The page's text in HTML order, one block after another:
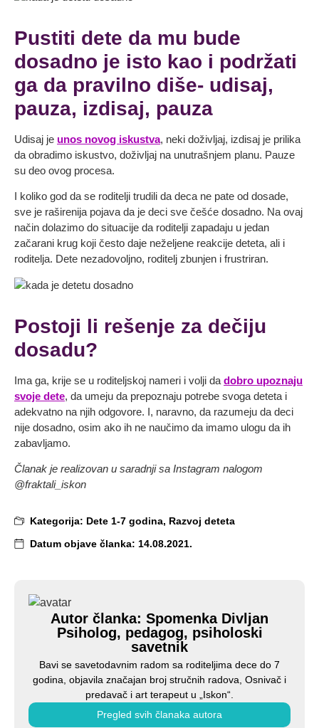
Pustiti dete da mu bude
dosadno je isto kao i podržati
ga da pravilno diše- udisaj,
pauza, izdisaj, pauza
Udisaj je unos novog iskustva, neki doživljaj, izdisaj je prilika
da obradimo iskustvo, doživljaj na unutrašnjem planu. Pauze
su deo ovog procesa.
I koliko god da se roditelji trudili da deca ne pate od dosade,
sve je raširenija pojava da je deci sve češće dosadno. Na ovaj
način dolazimo do situacije da roditelji zapadaju u jedan
začarani krug koji često daje neželjene reakcije deteta, ali i
roditelja. Dete nezadovoljno, roditelj zbunjen i frustriran.
Postoji li rešenje za dečiju
dosadu?
Ima ga, krije se u roditeljskoj nameri i volji da dobro upoznaju
svoje dete, da umeju da prepoznaju potrebe svoga deteta i
adekvatno na njih odgovore. I, naravno, da razumeju da deci
nije dosadno, osim ako ih ne naučimo da imamo ulogu da ih
zabavljamo.
Članak je realizovan u saradnji sa Instagram nalogom
@fraktali_iskon
Kategorija: Dete 1-7 godina, Razvoj deteta
Datum objave članka: 14.08.2021.
Autor članka: Spomenka Divljan
Psiholog, pedagog, psiholoski
savetnik
Bavi se savetodavnim radom sa roditeljima dece do 7
godina, objavila značajan broj stručnih radova, Osnivač i
predavač i art terapeut u „Iskon“.
Pregled svih članaka autora